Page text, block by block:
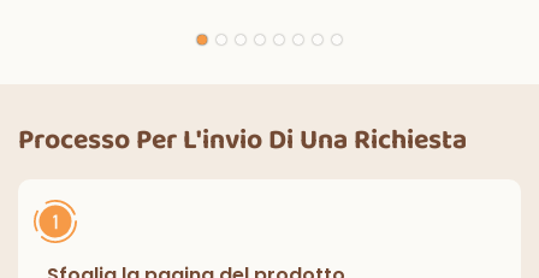
decorazioni per
cucina, decorazioni
per la casa
nero con luci
decorazioni
classiche per interni
Processo Per L'invio Di Una Richiesta